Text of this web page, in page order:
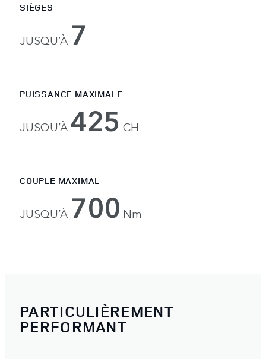
SIÈGES
JUSQU’À 7
PUISSANCE MAXIMALE
JUSQU’À 425 CH
COUPLE MAXIMAL
JUSQU’À 700 Nm
PARTICULIÈREMENT
PERFORMANT